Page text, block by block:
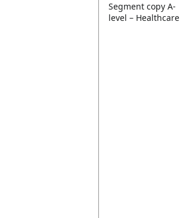
Segment copy A-
level – Healthcare